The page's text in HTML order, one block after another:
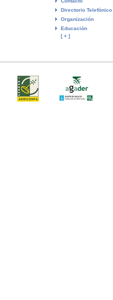
Directorio Telefónico
Organización
Educación
[ + ]